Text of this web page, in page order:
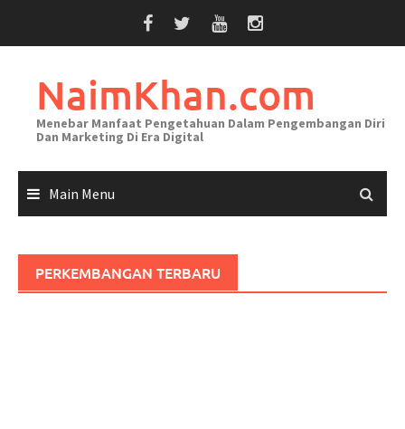
NaimKhan.com
Menebar Manfaat Pengetahuan Dalam Pengembangan Diri
Dan Marketing Di Era Digital
Main Menu
PERKEMBANGAN TERBARU